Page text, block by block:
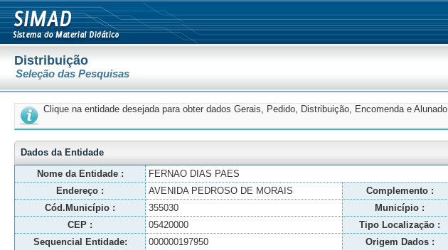
Distribuição
Seleção das Pesquisas
Clique na entidade desejada para obter dados Gerais, Pedido, Distribuição, Encomenda e Alunado
Dados da Entidade
Nome da Entidade :
FERNAO DIAS PAES
Endereço :
AVENIDA PEDROSO DE MORAIS Complemento :
Cód.Município :
355030 Município :
CEP :
05420000 Tipo Localização :
Sequencial Entidade:
000000197950 Origem Dados :